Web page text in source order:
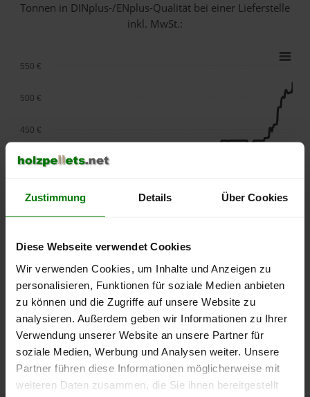
Zustimmung Details Über Cookies
Diese Webseite verwendet Cookies
Wir verwenden Cookies, um Inhalte und Anzeigen zu
personalisieren, Funktionen für soziale Medien anbieten
zu können und die Zugriffe auf unsere Website zu
analysieren. Außerdem geben wir Informationen zu Ihrer
Verwendung unserer Website an unsere Partner für
soziale Medien, Werbung und Analysen weiter. Unsere
Partner führen diese Informationen möglicherweise mit
weiteren Daten zusammen, die Sie ihnen bereitgestellt
Tonnen in DINplus-/ENplus-Qualität bei einer Lieferstelle
inkl. MwSt.:
lose Ware Sackware
September
Januar
Mai
350 €
400 €
450 €
500 €
550 €
Die aktuelle Preisentwicklung für Holzpellets in Deutschland
können Sie jederzeit auf unsererPelletspreise -Seite
nachvollziehen.